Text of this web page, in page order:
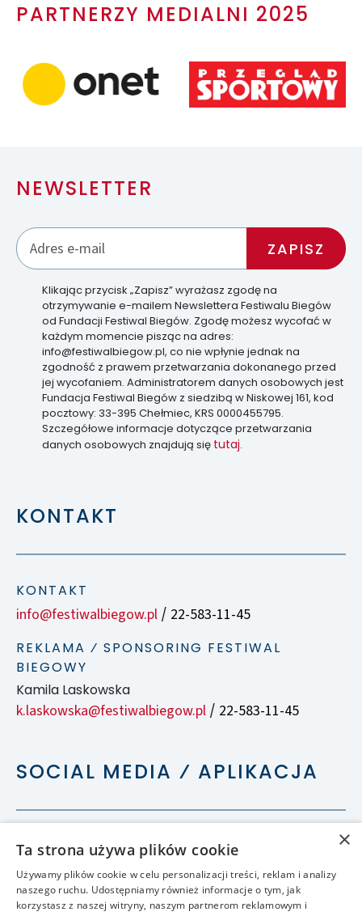
PARTNERZY MEDIALNI 2025
NEWSLETTER
Klikając przycisk „Zapisz” wyrażasz zgodę na
otrzymywanie e-mailem Newslettera Festiwalu Biegów
od Fundacji Festiwal Biegów. Zgodę możesz wycofać w
każdym momencie pisząc na adres:
info@festiwalbiegow.pl, co nie wpłynie jednak na
zgodność z prawem przetwarzania dokonanego przed
jej wycofaniem. Administratorem danych osobowych jest
Fundacja Festiwal Biegów z siedzibą w Niskowej 161, kod
pocztowy: 33-395 Chełmiec, KRS 0000455795.
Szczegółowe informacje dotyczące przetwarzania
danych osobowych znajdują się tutaj.
KONTAKT
KONTAKT
info@festiwalbiegow.pl / 22-583-11-45
REKLAMA ⁄ SPONSORING FESTIWAL
BIEGOWY
Kamila Laskowska
k.laskowska@festiwalbiegow.pl / 22-583-11-45
SOCIAL MEDIA ⁄ APLIKACJA
×
Ta strona używa plików cookie
Używamy plików cookie w celu personalizacji treści, reklam i analizy
naszego ruchu. Udostępniamy również informacje o tym, jak
korzystasz z naszej witryny, naszym partnerom reklamowym i